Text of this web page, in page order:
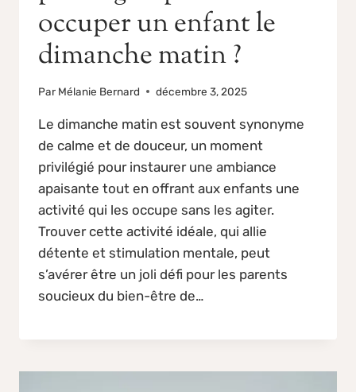
occuper un enfant le
dimanche matin ?
Par Mélanie Bernard décembre 3, 2025
Le dimanche matin est souvent synonyme
de calme et de douceur, un moment
privilégié pour instaurer une ambiance
apaisante tout en offrant aux enfants une
activité qui les occupe sans les agiter.
Trouver cette activité idéale, qui allie
détente et stimulation mentale, peut
s’avérer être un joli défi pour les parents
soucieux du bien-être de…